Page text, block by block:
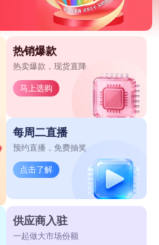
热销爆款
热卖爆款，现货直降
马上选购
每周二直播
预约直播，免费抽奖
点击了解
供应商入驻
一起做大市场份额